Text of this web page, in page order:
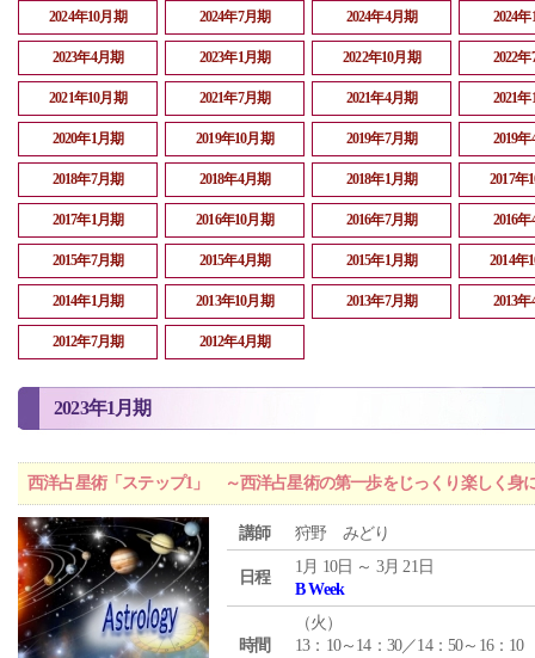
2024年10月期 2024年7月期 2024年4月期 2024
2023年4月期 2023年1月期 2022年10月期 2022
2021年10月期 2021年7月期 2021年4月期 2021
2020年1月期 2019年10月期 2019年7月期 2019
2018年7月期 2018年4月期 2018年1月期 2017年
2017年1月期 2016年10月期 2016年7月期 2016
2015年7月期 2015年4月期 2015年1月期 2014年
2014年1月期 2013年10月期 2013年7月期 2013
2012年7月期 2012年4月期
2023年1月期
西洋占星術「ステップ1」 ～西洋占星術の第一歩をじっくり楽しく身
講師 狩野 みどり
日程
1月 10日 ～ 3月 21日
B Week
時間
（火 ）
13：10～14：30／14：50～16：10